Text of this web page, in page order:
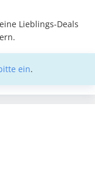
Lieblings-Deals
ein.